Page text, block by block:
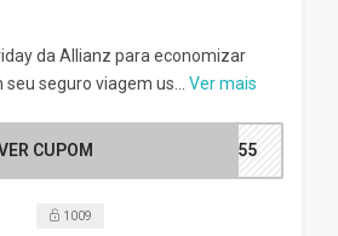
da Allianz para economizar
seguro viagem us... Ver mais
CUPOM EL55
1009